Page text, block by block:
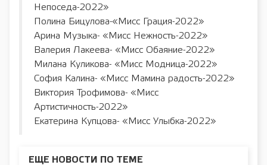
Непоседа-2022»
Полина Бицулова-«Мисс Грация-2022»
Арина Музыка- «Мисс Нежность-2022»
Валерия Лакеева- «Мисс Обаяние-2022»
Милана Куликова- «Мисс Модница-2022»
София Калина- «Мисс Мамина радость-2022»
Виктория Трофимова- «Мисс
Артистичность-2022»
Екатерина Купцова- «Мисс Улыбка-2022»
ЕЩЕ НОВОСТИ ПО ТЕМЕ